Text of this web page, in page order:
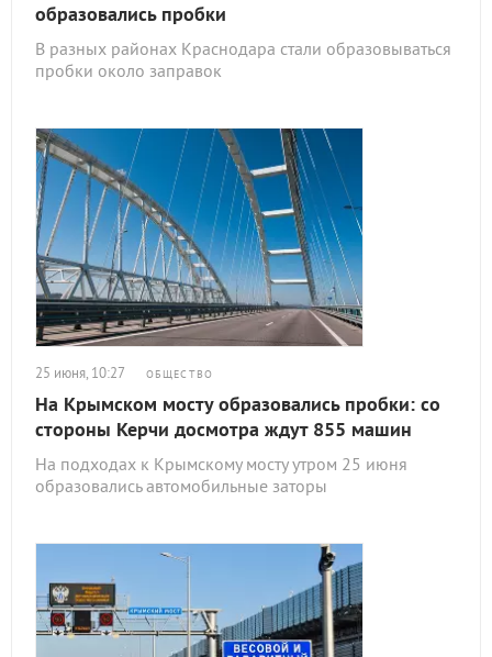
образовались пробки
В разных районах Краснодара стали образовываться
пробки около заправок
25 июня, 10:27 ОБЩЕСТВО
На Крымском мосту образовались пробки: со
стороны Керчи досмотра ждут 855 машин
На подходах к Крымскому мосту утром 25 июня
образовались автомобильные заторы